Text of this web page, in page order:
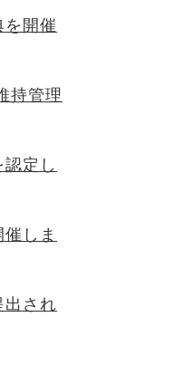
を開催
持管理
定し
しま
出され